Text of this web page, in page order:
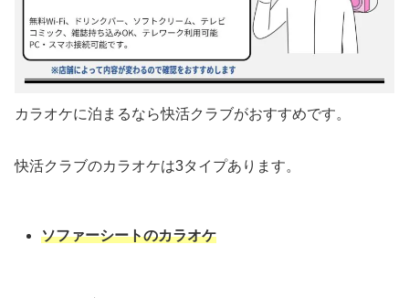
カラオケに泊まるなら快活クラブがおすすめです。
快活クラブのカラオケは3タイプあります。
ソファーシートのカラオケ